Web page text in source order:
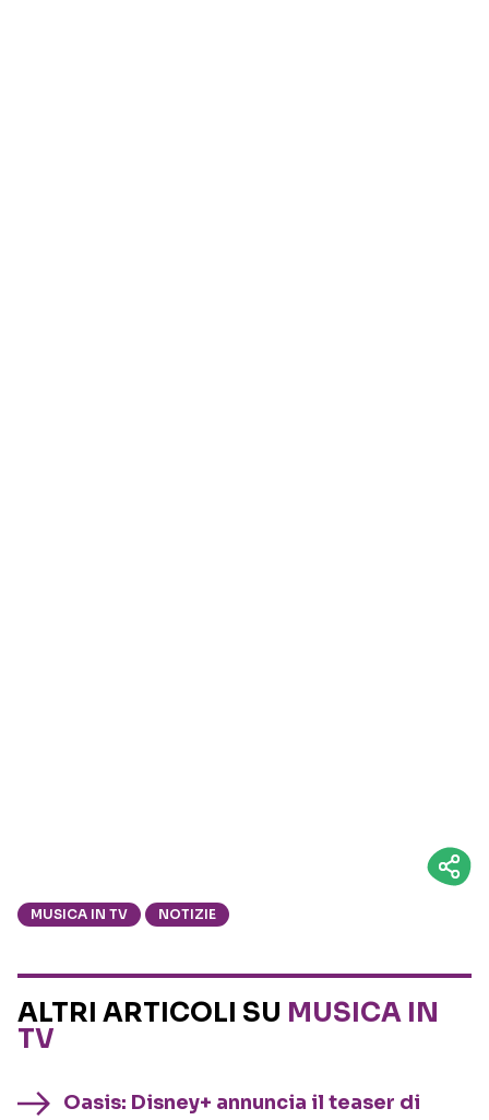
MUSICA IN TV NOTIZIE
ALTRI ARTICOLI SU MUSICA IN
TV
Oasis: Disney+ annuncia il teaser di